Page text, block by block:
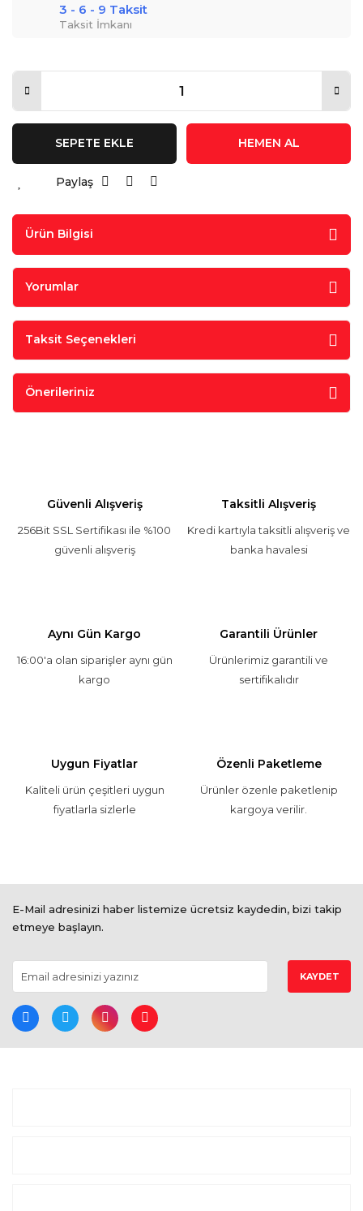
3 - 6 - 9 Taksit
Taksit İmkanı
SEPETE EKLE HEMEN AL
Paylaş
Ürün Bilgisi
Yorumlar
Taksit Seçenekleri
Önerileriniz
Güvenli Alışveriş
256Bit SSL Sertifikası ile %100
güvenli alışveriş
Taksitli Alışveriş
Kredi kartıyla taksitli alışveriş ve
banka havalesi
Aynı Gün Kargo
16:00'a olan siparişler aynı gün
kargo
Garantili Ürünler
Ürünlerimiz garantili ve
sertifikalıdır
Uygun Fiyatlar
Kaliteli ürün çeşitleri uygun
fiyatlarla sizlerle
Özenli Paketleme
Ürünler özenle paketlenip
kargoya verilir.
E-Mail adresinizi haber listemize ücretsiz kaydedin, bizi takip
etmeye başlayın.
KAYDET